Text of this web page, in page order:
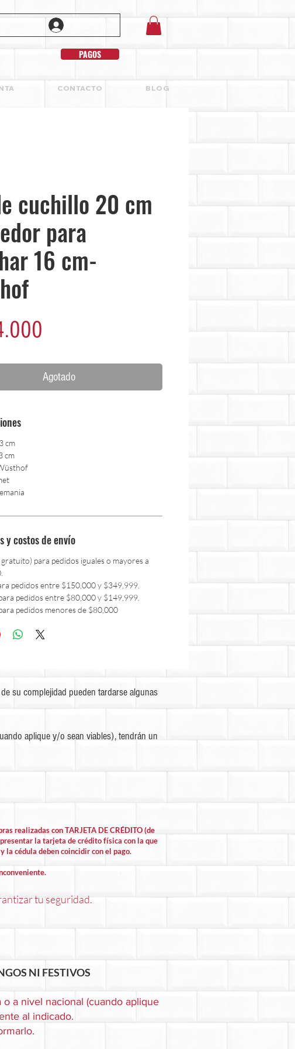
PAGOS
CONTACTO BLOG
cuchillo 20 cm
para
16 cm-
Agotado
cm
cm
y costos de envío
para pedidos iguales o mayores a
pedidos entre $150,000 y $349,999.
pedidos entre $80,000 y $149,999.
pedidos menores de $80,000
su complejidad pueden tardarse algunas
aplique y/o sean viables), tendrán un
realizadas con TARJETA DE CRÉDITO (de
la tarjeta de crédito física con la que
cédula deben coincidir con el pago.
tu seguridad.
NI FESTIVOS
a nivel nacional (cuando aplique
al indicado.